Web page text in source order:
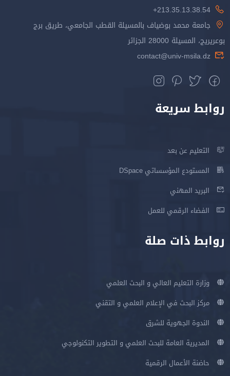
213.35.13.38.54+
جامعة محمد بوضياف بالمسيلة القطب الجامعي، طريق برج
بوعريريج، المسيلة 28000 الجزائر
contact@univ-msila.dz
روابط سريعة
التعليم عن بعد
المستودع المؤسساتي DSpace
البريد المهني
الفضاء الرقمي للعمل
روابط ذات صلة
وزارة التعليم العالي و البحث العلمي
مركز البحث في الإعلام العلمي و التقني
الندوة الجهوية للشرق
المديرية العامة للبحث العلمي و التطوير التكنولوجي
حاضنة الأعمال الرقمية